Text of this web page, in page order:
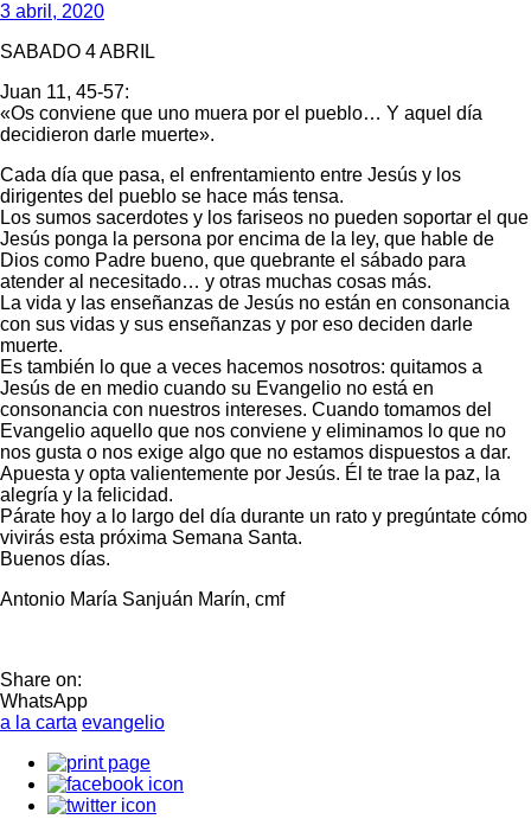
3 abril, 2020
SABADO 4 ABRIL
Juan 11, 45-57:
«Os conviene que uno muera por el pueblo… Y aquel día
decidieron darle muerte».
Cada día que pasa, el enfrentamiento entre Jesús y los
dirigentes del pueblo se hace más tensa.
Los sumos sacerdotes y los fariseos no pueden soportar el que
Jesús ponga la persona por encima de la ley, que hable de
Dios como Padre bueno, que quebrante el sábado para
atender al necesitado… y otras muchas cosas más.
La vida y las enseñanzas de Jesús no están en consonancia
con sus vidas y sus enseñanzas y por eso deciden darle
muerte.
Es también lo que a veces hacemos nosotros: quitamos a
Jesús de en medio cuando su Evangelio no está en
consonancia con nuestros intereses. Cuando tomamos del
Evangelio aquello que nos conviene y eliminamos lo que no
nos gusta o nos exige algo que no estamos dispuestos a dar.
Apuesta y opta valientemente por Jesús. Él te trae la paz, la
alegría y la felicidad.
Párate hoy a lo largo del día durante un rato y pregúntate cómo
vivirás esta próxima Semana Santa.
Buenos días.
Antonio María Sanjuán Marín, cmf
Share on:
WhatsApp
a la carta evangelio